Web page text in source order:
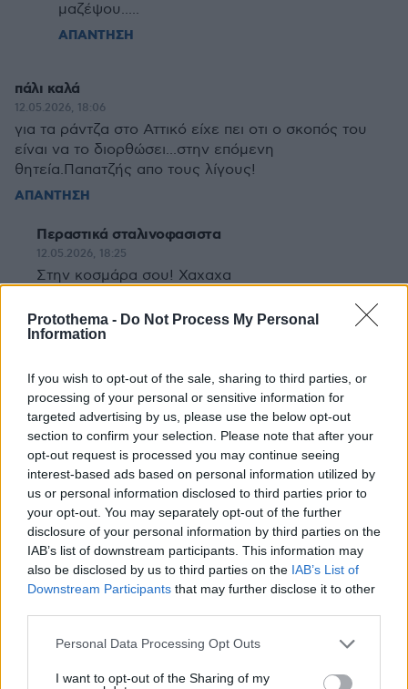
Protothema - Do Not Process My Personal
Information
If you wish to opt-out of the sale, sharing to third parties, or
processing of your personal or sensitive information for
targeted advertising by us, please use the below opt-out
section to confirm your selection. Please note that after your
opt-out request is processed you may continue seeing
interest-based ads based on personal information utilized by
us or personal information disclosed to third parties prior to
your opt-out. You may separately opt-out of the further
disclosure of your personal information by third parties on the
IAB’s list of downstream participants. This information may
also be disclosed by us to third parties on the IAB’s List of
Downstream Participants that may further disclose it to other
Please note that this website/app uses one or more Google
not limited to your visit or usage behaviour. You may click to
Personal Data Processing Opt Outs
I want to opt-out of the Sharing of my
μαζέψου.....
ΑΠΑΝΤΗΣΗ
πάλι καλά
12.05.2026, 18:06
για τα ράντζα στο Αττικό είχε πει οτι ο σκοπός του
είναι να το διορθώσει...στην επόμενη
θητεία.Παπατζής απο τους λίγους!
ΑΠΑΝΤΗΣΗ
Περαστικά σταλινοφασιστα
12.05.2026, 18:25
Στην κοσμάρα σου! Χαχαχα
ΌΝΟΜΑ *
EMAIL
ΣΧΌΛΙΟ *